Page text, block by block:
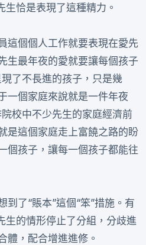
生恰是表現了這種精力。
這個個人工作就要表現在愛先
生最年夜的愛就要讓每個孩子
了不長進的孩子，只是幾
一個家庭來說就是一件年夜
校中不少先生的家庭經濟前
是這個家庭走上富饒之路的盼
個孩子，讓每一個孩子都能往
到了“賬本”這個“笨”措施。有
生的情形停止了分組，分歧進
體，配合增進進修。